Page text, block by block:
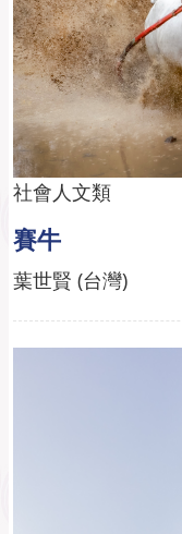
社會人文類
賽牛
葉世賢 (台灣)